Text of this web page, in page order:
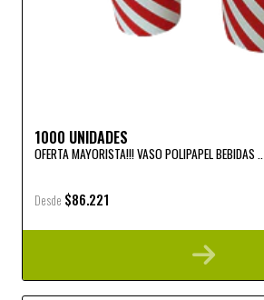
1000 UNIDADES
OFERTA MAYORISTA!!! VASO POLIPAPEL BEBIDAS ..
Desde $86.221